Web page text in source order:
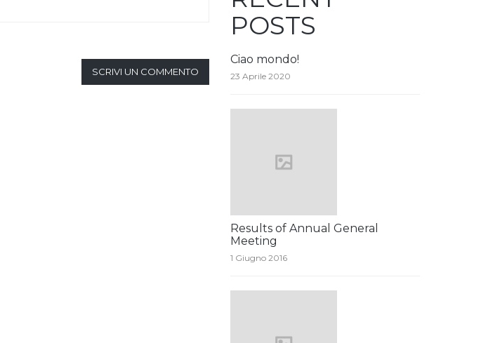
SCRIVI UN COMMENTO
POSTS
Ciao mondo!
23 Aprile 2020
Results of Annual General
Meeting
1 Giugno 2016